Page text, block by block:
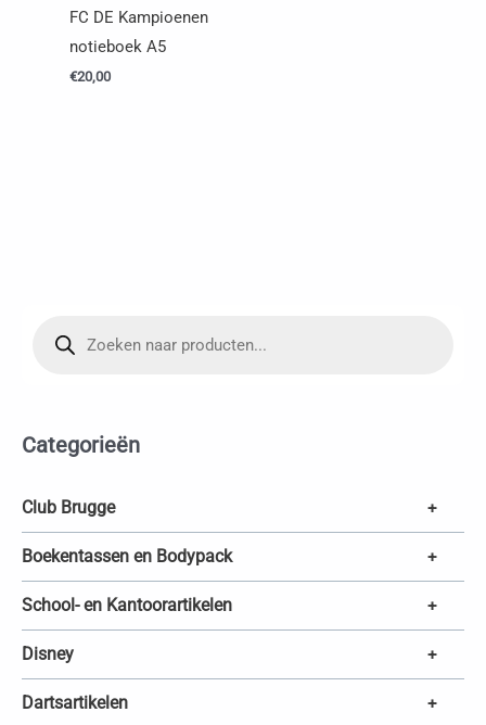
n
z
k
e
n
Categorieën
Club Brugge +
Boekentassen en Bodypack +
School- en Kantoorartikelen +
Disney +
Dartsartikelen +
FC DE Kampioenen
notieboek A5
€20,00